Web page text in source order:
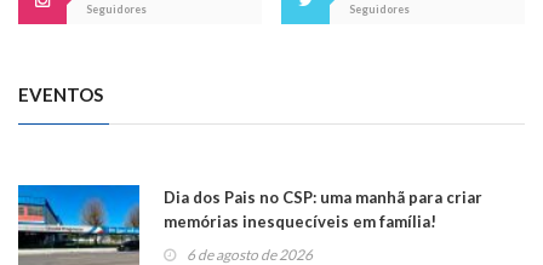
Seguidores
Seguidores
EVENTOS
Dia dos Pais no CSP: uma manhã para criar
memórias inesquecíveis em família!
6 de agosto de 2026